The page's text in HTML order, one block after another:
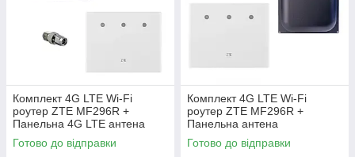
Комплект 4G LTE Wi-Fi
роутер ZTE MF296R +
Панельна 4G LTE антена
MIMO MARKETNET T800
Готово до відправки
Комплект 4G LTE Wi-Fi
роутер ZTE MF296R +
Панельна антена
MARKETNET Maxi MIMO 22
dBi
Готово до відправки